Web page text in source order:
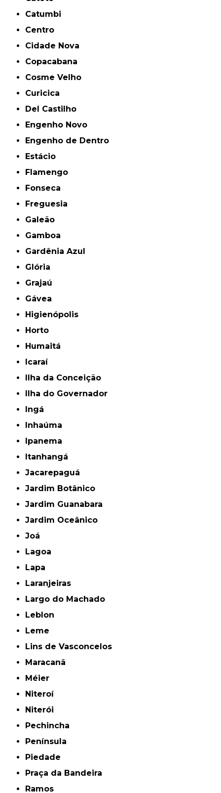
Catumbi
Centro
Cidade Nova
Copacabana
Cosme Velho
Curicica
Del Castilho
Engenho Novo
Engenho de Dentro
Estácio
Flamengo
Fonseca
Freguesia
Galeão
Gamboa
Gardênia Azul
Glória
Grajaú
Gávea
Higienópolis
Horto
Humaitá
Icaraí
Ilha da Conceição
Ilha do Governador
Ingá
Inhaúma
Ipanema
Itanhangá
Jacarepaguá
Jardim Botânico
Jardim Guanabara
Jardim Oceânico
Joá
Lagoa
Lapa
Laranjeiras
Largo do Machado
Leblon
Leme
Lins de Vasconcelos
Maracanã
Méier
Niteroí
Niterói
Pechincha
Península
Piedade
Praça da Bandeira
Ramos